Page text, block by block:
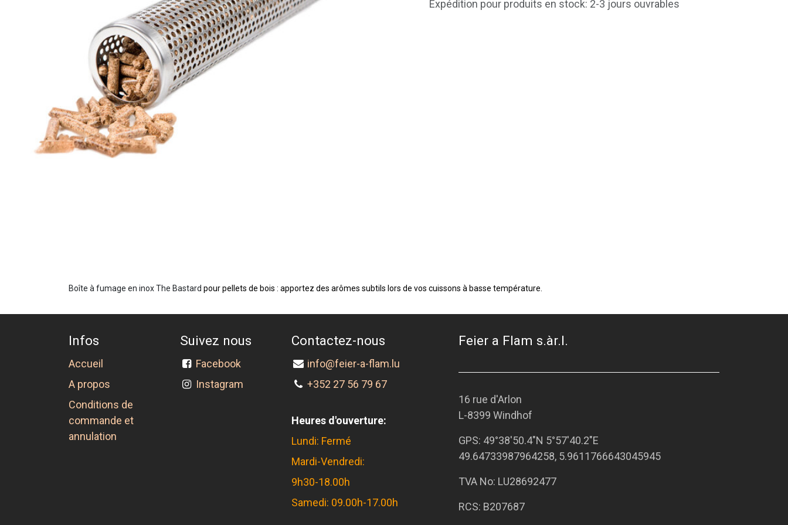
Expédition pour produits en stock: 2-3 jours ouvrables
Boîte à fumage en inox The Bastard pour pellets de bois : apportez des arômes subtils lors de vos cuissons à basse température.
Infos
Accueil
A propos
Conditions de
commande et
annulation
Suivez nous
Facebook
Instagram
Contactez-nous
info@feier-a-flam.lu
+352 27 56 79 67
Heures d'ouverture:
Lundi: Fermé
Mardi-Vendredi:
9h30-18.00h
Samedi: 09.00h-17.00h
Feier a Flam s.àr.l.
16 rue d'Arlon
L-8399 Windhof
GPS: 49°38'50.4"N 5°57'40.2"E
49.64733987964258, 5.9611766643045945
TVA No: LU28692477
RCS: B207687